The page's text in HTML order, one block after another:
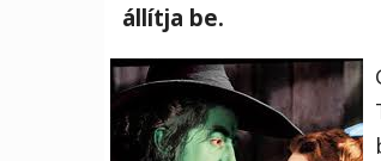
állítja be.